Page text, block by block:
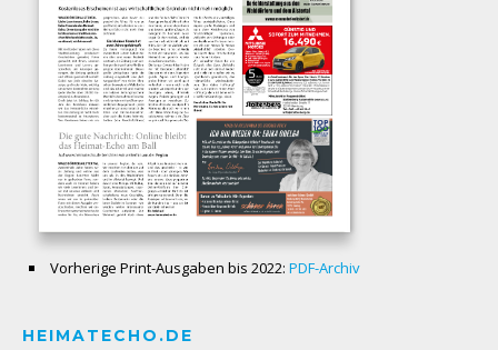
Vorherige Print-Ausgaben bis 2022: PDF-Archiv
HEIMATECHO.DE